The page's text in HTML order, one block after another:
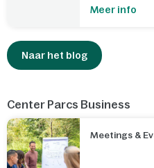
Meer info
Naar het blog
Center Parcs Business
Meetings &